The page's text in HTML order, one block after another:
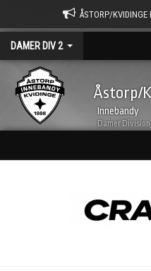
ÅSTORP/KVIDINGE
DAMER DIV 2
Åstorp/
Innebandy
Damer Division